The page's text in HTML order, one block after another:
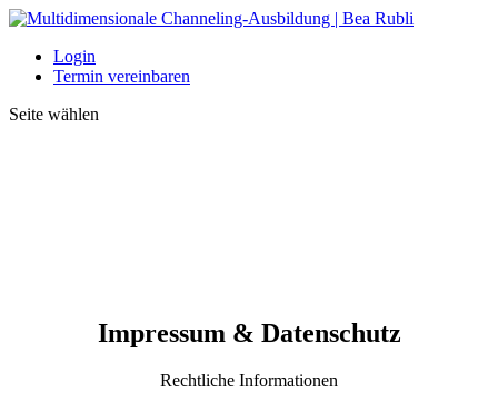
Login
Termin vereinbaren
Seite wählen
Impressum & Datenschutz
Rechtliche Informationen